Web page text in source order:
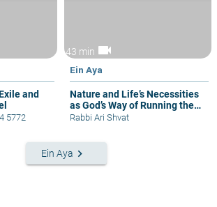
and
5772
43 min videocam
Ein Aya
Nature and Life’s Necessities
as God’s Way of Running the
World
Rabbi Ari Shvat
Ein Aya keyboard_arrow_right